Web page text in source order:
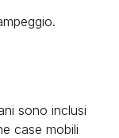
sono inclusi
case mobili